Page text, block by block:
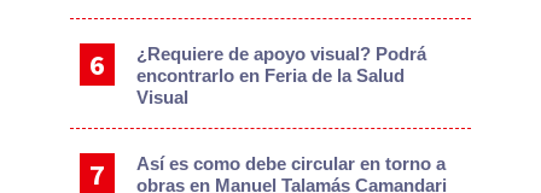
¿Requiere de apoyo visual? Podrá
encontrarlo en Feria de la Salud
Visual
Así es como debe circular en torno a
obras en Manuel Talamás Camandari